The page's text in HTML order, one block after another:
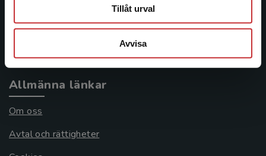
Tillåt urval
Avvisa
Köpvillkor
Allmänna länkar
Om oss
Avtal och rättigheter